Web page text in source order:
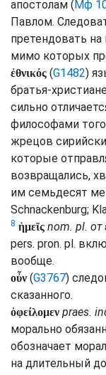
апостолам (Мф
Павлом.
претендовать
мимо которых
ἐθνικός (G1482)
братья-
сильно
философами
жрецов
которые
возвращались,
им семьдесят
Schnackenburg;
8 ἡμεῖς nom. pl. от
pers. pron. pl.
вообще.
οὖν (G3767)
сказанного.
ὀφείλομεν praes.
морально
обозначает
на длительный